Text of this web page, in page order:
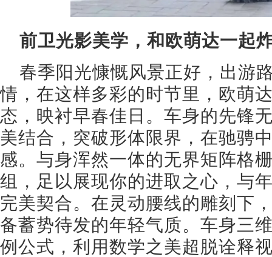
前卫光影美学，和欧萌达一起
春季阳光慷慨风景正好，出游
情，在这样多彩的时节里，欧萌
态，映衬早春佳日。车身的先锋
美结合，突破形体限界，在驰骋
感。与身浑然一体的无界矩阵格
组，足以展现你的进取之心，与
完美契合。在灵动腰线的雕刻下
备蓄势待发的年轻气质。车身三
例公式，利用数学之美超脱诠释